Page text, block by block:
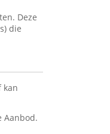
Deze
die
kan
Aanbod.